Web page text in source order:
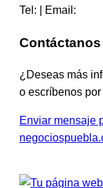
Tel: | Email:
Contáctanos
¿Deseas más
o escríbenos
Enviar mensaje